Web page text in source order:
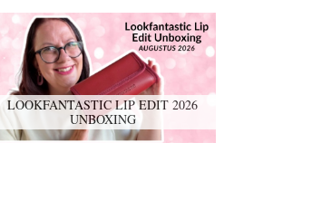
LOOKFANTASTIC LIP EDIT 2026
UNBOXING